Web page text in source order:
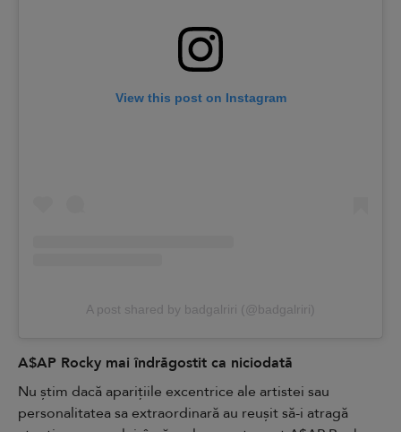
View this post on Instagram
A post shared by badgalriri (@badgalriri)
A$AP Rocky mai îndrăgostit ca niciodată
Nu știm dacă aparițiile excentrice ale artistei sau
personalitatea sa extraordinară au reușit să-i atragă